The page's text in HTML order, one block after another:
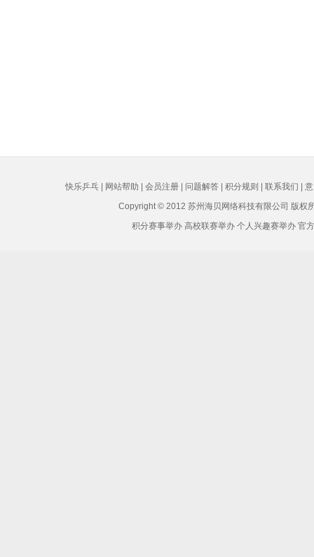
快乐乒乓| 网站帮助 会员注册| 问题解答 积分规则 联系我们
Copyright © 2012 苏州海贝网络科技有限公司 版权
积分赛事举办 高校联赛举办 个人兴趣赛举办 官